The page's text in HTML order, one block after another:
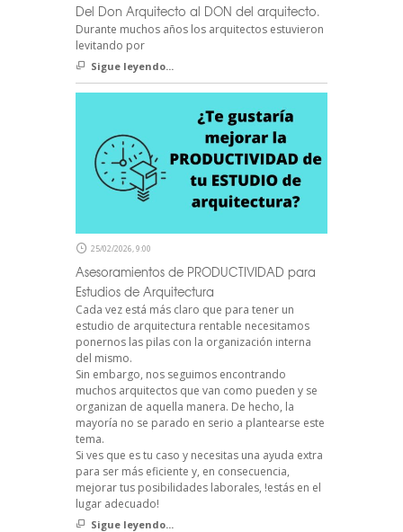
Del Don Arquitecto al DON del arquitecto.
Durante muchos años los arquitectos estuvieron
levitando por
Sigue leyendo...
25/02/2026, 9:00
Asesoramientos de PRODUCTIVIDAD para
Estudios de Arquitectura
Cada vez está más claro que para tener un
estudio de arquitectura rentable necesitamos
ponernos las pilas con la organización interna
del mismo.
Sin embargo, nos seguimos encontrando
muchos arquitectos que van como pueden y se
organizan de aquella manera. De hecho, la
mayoría no se parado en serio a plantearse este
tema.
Si ves que es tu caso y necesitas una ayuda extra
para ser más eficiente y, en consecuencia,
mejorar tus posibilidades laborales, !estás en el
lugar adecuado!
Sigue leyendo...